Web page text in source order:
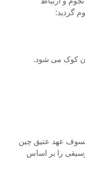
گردید:
۴۷۹ قبل از میلاد) که فیلسوف عهد عتیق چین
های خود اصول موسیقی را بر اساس